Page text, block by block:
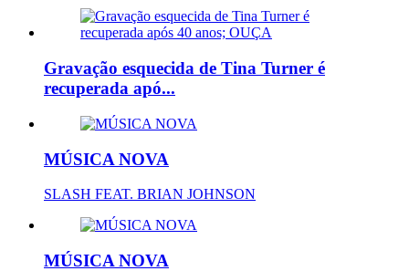
Gravação esquecida de Tina Turner é
recuperada apó...
MÚSICA NOVA
SLASH FEAT. BRIAN JOHNSON
MÚSICA NOVA